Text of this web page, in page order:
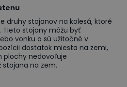
druhy stojanov na kolesá, ktoré
Tieto stojany môžu byť
vonku a sú užitočné v
dostatok miesta na zemi,
plochy nedovoľuje
na zem.